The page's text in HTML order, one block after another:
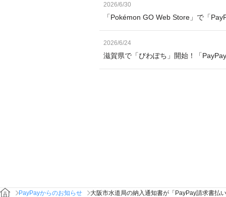
2026/6/30
「Pokémon GO Web Store」で「
2026/6/24
滋賀県で「びわぽち」開始！「
PayPayからのお知らせ 大阪市水道局の納入通知書が「PayPay請求書払